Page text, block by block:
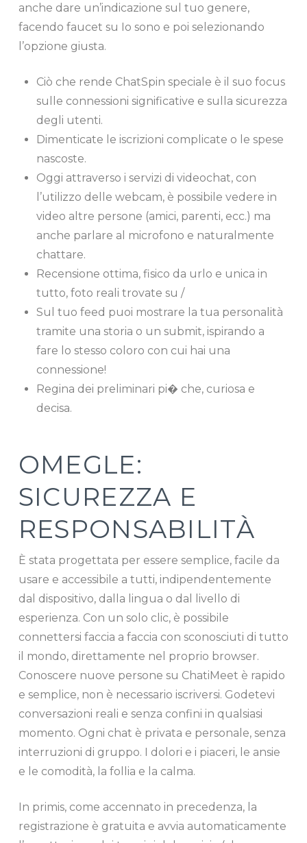
anche dare un’indicazione sul tuo genere,
facendo faucet su Io sono e poi selezionando
l’opzione giusta.
Ciò che rende ChatSpin speciale è il suo focus
sulle connessioni significative e sulla sicurezza
degli utenti.
Dimenticate le iscrizioni complicate o le spese
nascoste.
Oggi attraverso i servizi di videochat, con
l’utilizzo delle webcam, è possibile vedere in
video altre persone (amici, parenti, ecc.) ma
anche parlare al microfono e naturalmente
chattare.
Recensione ottima, fisico da urlo e unica in
tutto, foto reali trovate su /
Sul tuo feed puoi mostrare la tua personalità
tramite una storia o un submit, ispirando a
fare lo stesso coloro con cui hai una
connessione!
Regina dei preliminari pi� che, curiosa e
decisa.
OMEGLE:
SICUREZZA E
RESPONSABILITÀ
È stata progettata per essere semplice, facile da
usare e accessibile a tutti, indipendentemente
dal dispositivo, dalla lingua o dal livello di
esperienza. Con un solo clic, è possibile
connettersi faccia a faccia con sconosciuti di tutto
il mondo, direttamente nel proprio browser.
Conoscere nuove persone su ChatiMeet è rapido
e semplice, non è necessario iscriversi. Godetevi
conversazioni reali e senza confini in qualsiasi
momento. Ogni chat è privata e personale, senza
interruzioni di gruppo. I dolori e i piaceri, le ansie
e le comodità, la follia e la calma.
In primis, come accennato in precedenza, la
registrazione è gratuita e avvia automaticamente